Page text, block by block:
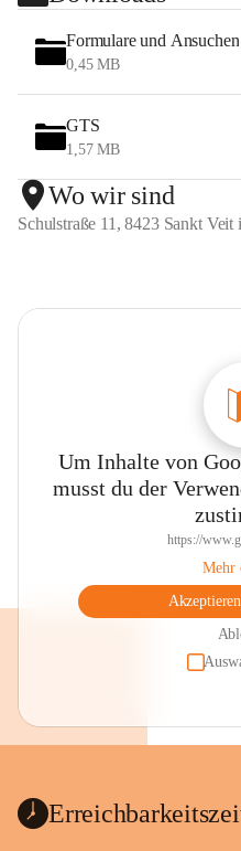
Formulare und Ansuchen
0,45 MB
GTS
1,57 MB
Wo wir sind
Schulstraße 11, 8423 Sankt
Um Inhalte von
musst du der
https://
Mehr